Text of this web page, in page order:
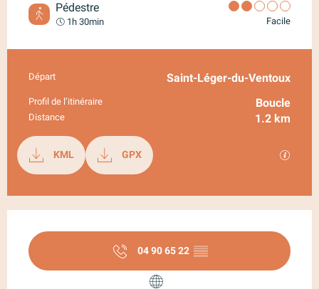
Pédestre
1h 30min Facile
Informations pratiques
Départ Saint-Léger-du-Ventoux
Profil de l’itinéraire Boucle
Distance 1.2 km
Documentation
KML GPX
04 90 65 22 ▒▒